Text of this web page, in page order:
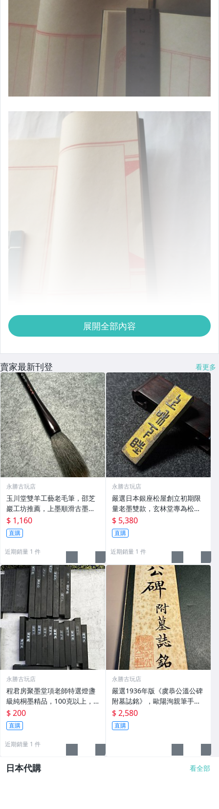
展開全部內容
賣家最新刊登 看更多
永勝古玩店
玉川堂雙羊工藝老毛筆，邵芝
巖工坊推薦，上墨順滑古墨專
用 老墨 冬青 老筆
$ 1,160
直購
近期銷量 1 件
永勝古玩店
嚴選日本銀座松屋創立初期限
量老墨雙款，玄林堂專為松屋
打造，重量22.5g，適合收藏
及品味民國時期古雅文化 文房
用具 民國古墨 收藏文玩
$ 5,380
直購
近期銷量 1 件
永勝古玩店
程君房聚墨堂項老師特選燈盞
級純桐墨精品，100克以上，
檀香墨質細膩黑亮 藍紫光放 檢
驗嚴選推薦 燈盞級墨 放藍紫光
檢驗嚴選
$ 200
直購
近期銷量 1 件
永勝古玩店
嚴選1936年版《虞恭公溫公碑
附墓誌銘》，歐陽洵親筆手
跡，典藏歷史與書法珍品 唐史
研究 碑刻藝術 田中和市版
$ 2,580
直購
日本代購 看全部